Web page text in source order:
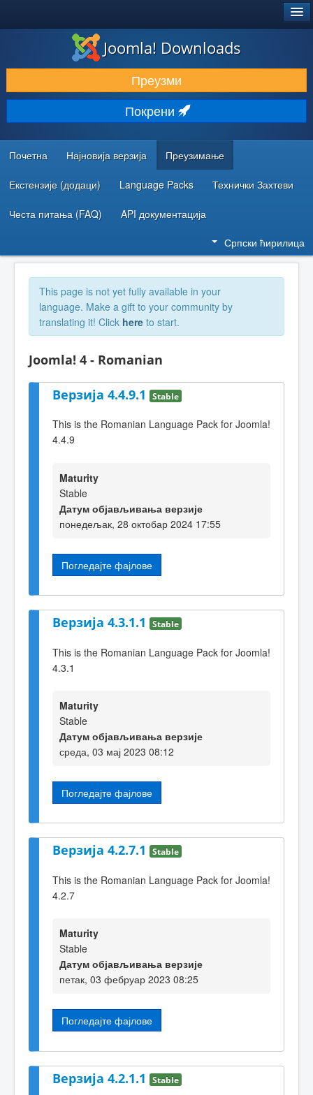
ПРЕУЗИМАЊЕ И ПРОШИРЕЊА (ЕКСТЕНЗИЈЕ)
ОТКРИЈТЕ И НАУЧИТЕ
ЗАЈЕДНИЦА И ПОДРШКА
РЕСУРСИ ЗА РАЗВОЈ
Joomla! Downloads
Преузми
Покрени
Почетна Најновија верзија Преузимање
Екстензије (додаци) Language Packs Технички Захтеви
Честа питања (FAQ) API документација
Српски ћирилица
This page is not yet fully available in your
language. Make a gift to your community by
translating it! Click here to start.
Joomla! 4 - Romanian
Верзија 4.4.9.1 Stable
This is the Romanian Language Pack for Joomla!
4.4.9
Maturity
Stable
Датум објављивања верзије
понедељак, 28 октобар 2024 17:55
Погледајте фајлове
Верзија 4.3.1.1 Stable
This is the Romanian Language Pack for Joomla!
4.3.1
Maturity
Stable
Датум објављивања верзије
среда, 03 мај 2023 08:12
Погледајте фајлове
Верзија 4.2.7.1 Stable
This is the Romanian Language Pack for Joomla!
4.2.7
Maturity
Stable
Датум објављивања верзије
петак, 03 фебруар 2023 08:25
Погледајте фајлове
Верзија 4.2.1.1 Stable